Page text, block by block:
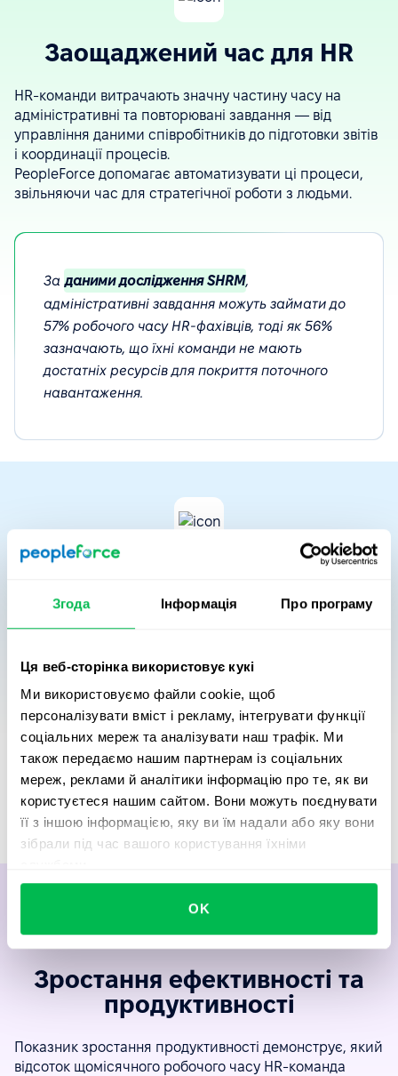
Згода Інформація Про програму
Ця веб-сторінка використовує кукі
Ми використовуємо файли cookie, щоб
персоналізувати вміст і рекламу, інтегрувати функції
соціальних мереж та аналізувати наш трафік. Ми
також передаємо нашим партнерам із соціальних
мереж, реклами й аналітики інформацію про те, як ви
користуєтеся нашим сайтом. Вони можуть поєднувати
її з іншою інформацією, яку ви їм надали або яку вони
зібрали під час вашого користування їхніми
OK
Заощаджений час для HR
HR-команди витрачають значну частину часу на
адміністративні та повторювані завдання — від
управління даними співробітників до підготовки звітів
і координації процесів.
PeopleForce допомагає автоматизувати ці процеси,
звільняючи час для стратегічної роботи з людьми.
За даними дослідження SHRM,
адміністративні завдання можуть займати до
57% робочого часу HR-фахівців, тоді як 56%
зазначають, що їхні команди не мають
достатніх ресурсів для покриття поточного
навантаження.
його у вимірюваний фінансовий результат. Ми
порівнюємо витрати часу на ручні HR-процеси з
інвестицією у PeopleForce, щоб показати потенційну
різницю.
Це відображає, як фокус команди зміщується з
адміністративної роботи на стратегічні ініціативи:
розвиток співробітників, підтримку залученості та
зміцнення організаційної культури.
Зростання ефективності та
продуктивності
Показник зростання продуктивності демонструє, який
відсоток щомісячного робочого часу HR-команда